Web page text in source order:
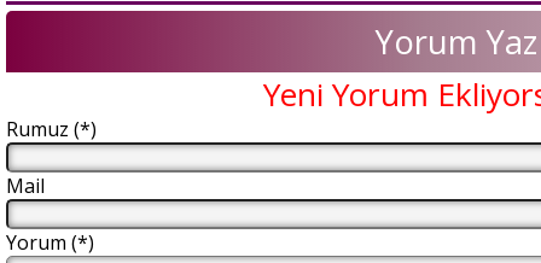
Yorum Yaz
Yeni Yorum
Rumuz (*)
Mail
Yorum (*)